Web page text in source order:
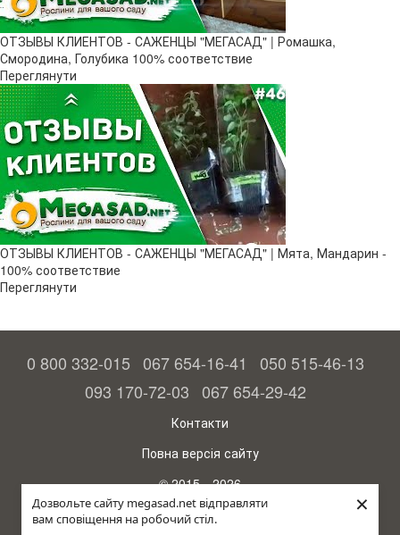
Дозвольте сайту megasad.net відправляти
вам сповіщення на робочий стіл.
×
ОТЗЫВЫ КЛИЕНТОВ - САЖЕНЦЫ "МЕГАСАД" | Ромашка,
Смородина, Голубика 100% соответствие
Переглянути
ОТЗЫВЫ КЛИЕНТОВ - САЖЕНЦЫ "МЕГАСАД" | Мята, Мандарин -
100% соответствие
Переглянути
0 800 332-015 067 654-16-41
050 515-46-13
093 170-72-03 067 654-29-42
Контакти
Повна версія сайту
© 2015—2026
Megasad – гарантія високого врожаю